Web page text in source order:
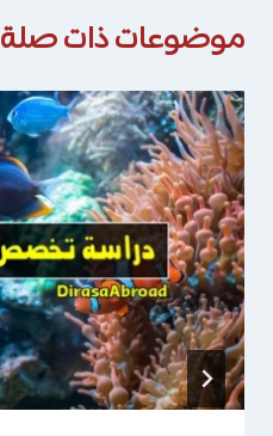
موضوعات ذات صلة